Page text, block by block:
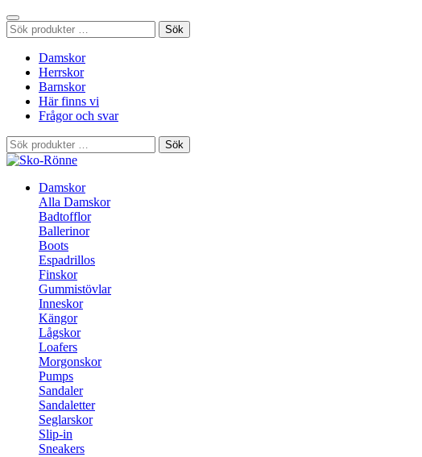
Sök
efter:
Sök
Damskor
Herrskor
Barnskor
Här finns vi
Frågor och svar
Sök
efter:
Sök
Damskor
Alla Damskor
Badtofflor
Ballerinor
Boots
Espadrillos
Finskor
Gummistövlar
Inneskor
Kängor
Lågskor
Loafers
Morgonskor
Pumps
Sandaler
Sandaletter
Seglarskor
Slip-in
Sneakers